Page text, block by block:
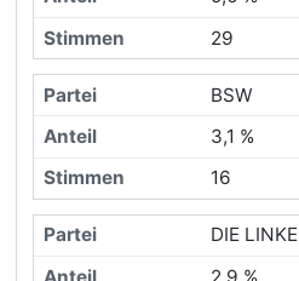
29
BSW
3,1 %
16
DIE LINKE
2,9 %